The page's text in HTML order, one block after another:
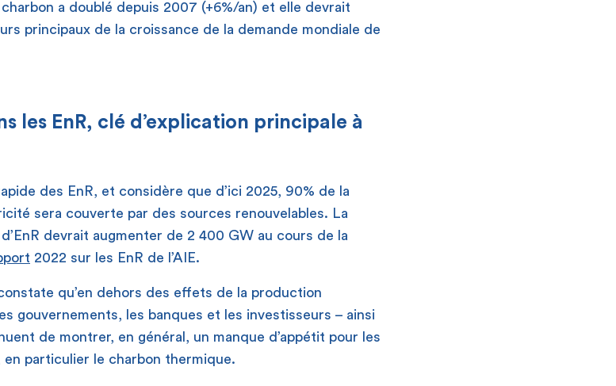
a doublé depuis 2007 (+6%/an) et elle devrait
principaux de la croissance de la demande mondiale de
les EnR, clé d’explication principale à
des EnR, et considère que d’ici 2025, 90% de la
sera couverte par des sources renouvelables. La
devrait augmenter de 2 400 GW au cours de la
2022 sur les EnR de l’AIE.
qu’en dehors des effets de la production
gouvernements, les banques et les investisseurs – ainsi
de montrer, en général, un manque d’appétit pour les
particulier le charbon thermique.